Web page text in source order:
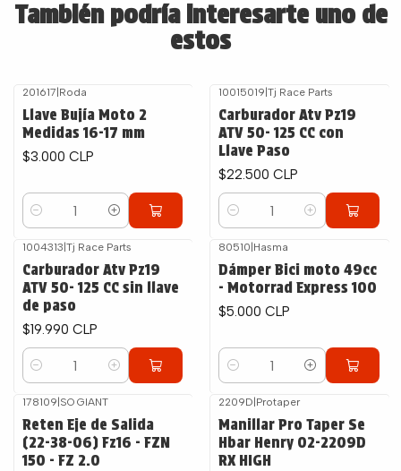
También podría interesarte uno de
estos
201617 Roda
Llave Bujía Moto 2
Medidas 16-17 mm
$3.000 CLP
Cantidad
10015019 Tj Race Parts
Carburador Atv Pz19
ATV 50- 125 CC con
Llave Paso
$22.500 CLP
Cantidad
1004313 Tj Race Parts
Carburador Atv Pz19
ATV 50- 125 CC sin llave
de paso
$19.990 CLP
Cantidad
80510 Hasma
Dámper Bici moto 49cc
- Motorrad Express 100
$5.000 CLP
Cantidad
178109 SO GIANT
Reten Eje de Salida
(22-38-06) Fz16 - FZN
150 - FZ 2.0
2209D Protaper
Manillar Pro Taper Se
Hbar Henry 02-2209D
RX HIGH